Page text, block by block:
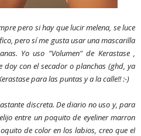
pero si hay que lucir melena, se luce
pero sí me gusta usar una mascarilla
Yo uso "Volumen" de Kerastase ,
con el secador o planchas (ghd, ya
para las puntas y a la calle!! :-)
discreta. De diario no uso y, para
entre un poquito de eyeliner marron
de color en los labios, creo que el